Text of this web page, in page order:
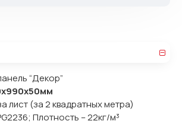
“Декор”
лист (за 2 квадратных метра)
Плотность – 22кг/м³